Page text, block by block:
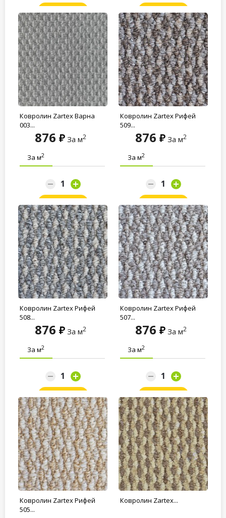
Ковролин Zartex Варна
003...
876 За м2
За м2
Ковролин Zartex Рифей
509...
876 За м2
За м2
Ковролин Zartex Рифей
508...
876 За м2
За м2
Ковролин Zartex Рифей
507...
876 За м2
За м2
Ковролин Zartex Рифей
505...
Ковролин Zartex...